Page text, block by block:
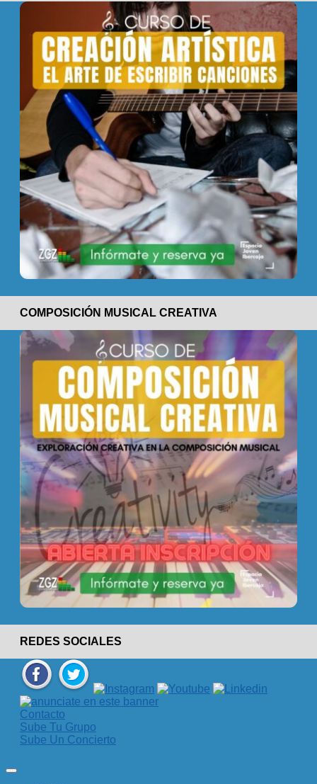
COMPOSICIÓN MUSICAL CREATIVA
REDES SOCIALES
Contacto
Sube Tu Grupo
Sube Un Concierto